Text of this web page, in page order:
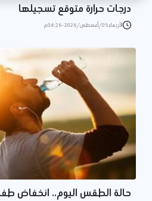
درجات حرارة متوقع تسجيلها
الأربعاء 05/أغسطس/2026 - 04:26 م
حالة الطقس اليوم.. انخفاض